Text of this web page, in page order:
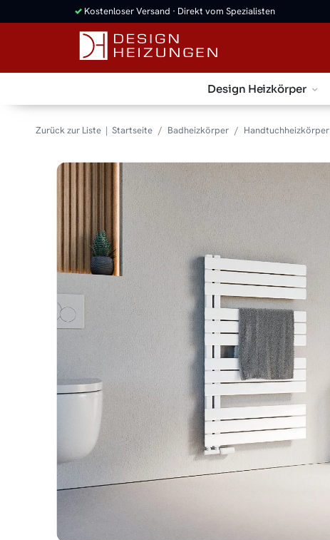
✓ Kostenloser Versand · Direkt vom Spezialisten
Design Heizkörper
Zurück zur Liste Startseite Badheizkörper Handtuchheizkörper